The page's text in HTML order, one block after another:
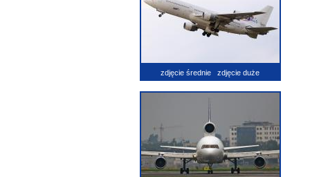
zdjęcie średnie zdjęcie duże